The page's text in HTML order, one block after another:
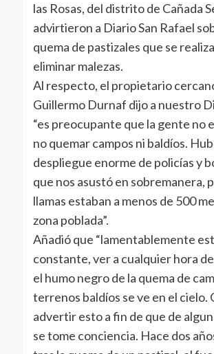
las Rosas, del distrito de Cañada
advirtieron a Diario San Rafael
quema de pastizales que se
eliminar malezas.
Al respecto, el propietario
Guillermo Durnaf dijo a nuestro
“es preocupante que la gente no
no quemar campos ni baldíos.
despliegue enorme de policías y
que nos asustó en sobremanera,
llamas estaban a menos de 500
zona poblada”.
Añadió que “lamentablemente
constante, ver a cualquier hora
el humo negro de la quema de
terrenos baldíos se ve en el cielo.
advertir esto a fin de que de
se tome conciencia. Hace dos